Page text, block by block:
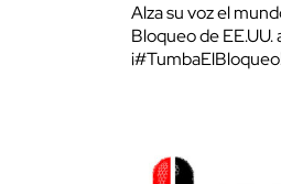
Alza su voz el
Bloqueo de EE.UU.